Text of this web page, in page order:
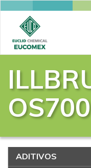
OS700
ADITIVOS